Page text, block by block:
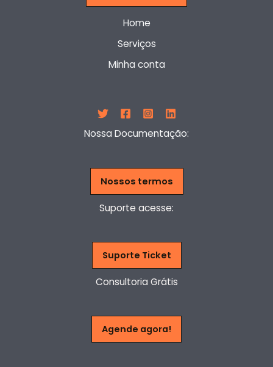
Home
Serviços
Minha conta
Nossa Documentação:
Nossos termos
Suporte acesse:
Suporte Ticket
Consultoria Grátis
Agende agora!